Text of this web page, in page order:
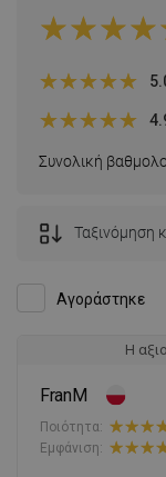
Συνολική
Αγοράστηκε
Ταξινόμηση
Η
FranM
Ποιότητα:
Εμφάνιση: